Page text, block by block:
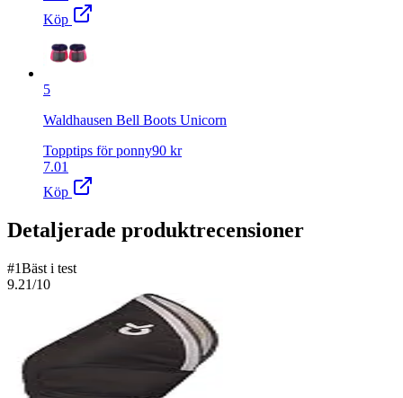
Köp
5
Waldhausen Bell Boots Unicorn
Topptips för ponny90 kr
7.01
Köp
Detaljerade produktrecensioner
#1Bäst i test
9.21/10